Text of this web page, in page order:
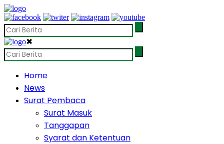
✖
Home
News
Surat Pembaca
Surat Masuk
Tanggapan
Syarat dan Ketentuan